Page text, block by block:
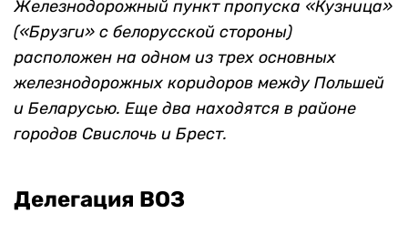
Железнодорожный пункт пропуска «Кузница»
(«Брузги» с белорусской стороны)
расположен на одном из трех основных
железнодорожных коридоров между Польшей
и Беларусью. Еще два находятся в районе
городов Свислочь и Брест.
Делегация ВОЗ